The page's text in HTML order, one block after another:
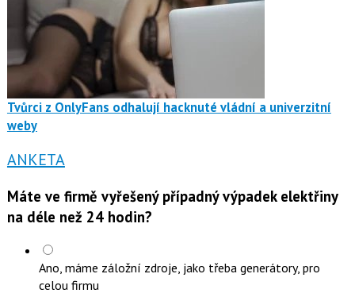
Tvůrci z OnlyFans odhalují hacknuté vládní a univerzitní
weby
ANKETA
Máte ve firmě vyřešený případný výpadek elektřiny
na déle než 24 hodin?
Ano, máme záložní zdroje, jako třeba generátory, pro
celou firmu